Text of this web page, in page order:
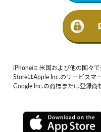
iPhoneは 米国および他の国々
StoreはApple Inc.のサービスマ
Google Inc.の商標または登録商